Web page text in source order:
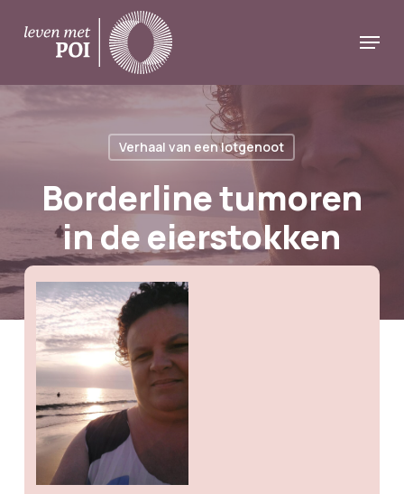
content
Menu
Verhaal van een lotgenoot
Borderline tumoren
in de eierstokken
Menu